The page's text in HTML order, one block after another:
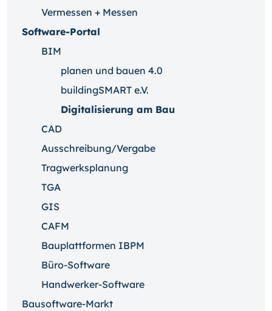
Vermessen + Messen
Software-Portal
BIM
planen und bauen 4.0
buildingSMART e.V.
Digitalisierung am Bau
CAD
Ausschreibung/Vergabe
Tragwerksplanung
TGA
GIS
CAFM
Bauplattformen IBPM
Büro-Software
Handwerker-Software
Bausoftware-Markt